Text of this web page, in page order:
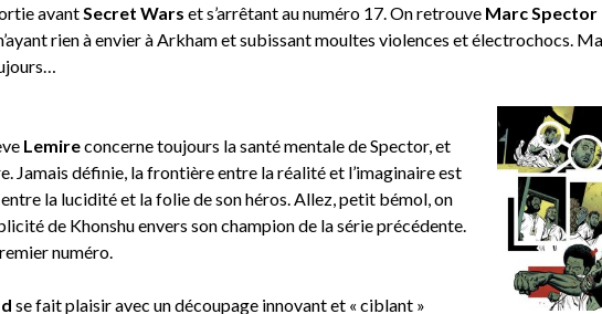
avantSecret Wars et s’arrêtant au numéro 17. On retrouve Marc Spector
rien à envier à Arkham et subissant moultes violences et électrochocs.
Lemireconcerne toujours la santé mentale de Spector, et
Jamais définie, la frontière entre la réalité et l’imaginaire est
la lucidité et la folie de son héros. Allez, petit bémol, on
de Khonshu envers son champion de la série précédente.
numéro.
se fait plaisir avec un découpage innovant et « ciblant »